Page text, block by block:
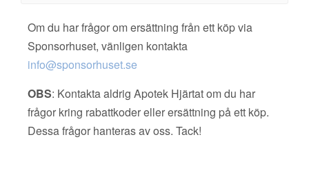
Om du har frågor om ersättning från ett köp via
Sponsorhuset, vänligen kontakta
info@sponsorhuset.se
OBS: Kontakta aldrig Apotek Hjärtat om du har
frågor kring rabattkoder eller ersättning på ett köp.
Dessa frågor hanteras av oss. Tack!